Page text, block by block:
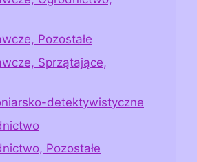
Pozostałe
Sprzątające,
detektywistyczne
Pozostałe